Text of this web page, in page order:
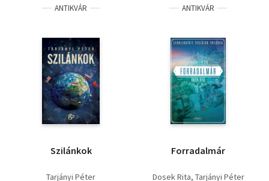
ANTIKVÁR
Szilánkok
Tarjányi Péter
ANTIKVÁR
Forradalmár
Dosek Rita Tarjányi Péter